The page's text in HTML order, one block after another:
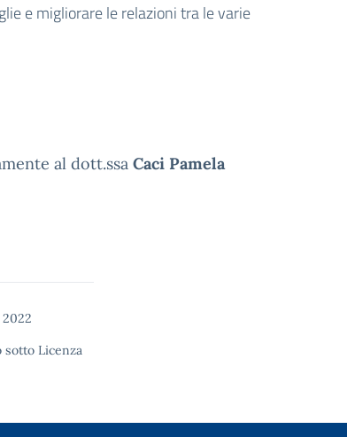
e migliorare le relazioni tra le varie
al dott.ssa Caci Pamela
sotto Licenza